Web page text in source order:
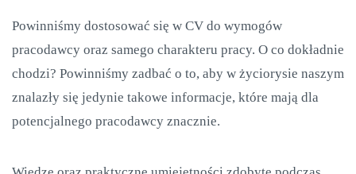
Powinniśmy dostosować się w CV do wymogów
pracodawcy oraz samego charakteru pracy. O co dokładnie
chodzi? Powinniśmy zadbać o to, aby w życiorysie naszym
znalazły się jedynie takowe informacje, które mają dla
potencjalnego pracodawcy znacznie.